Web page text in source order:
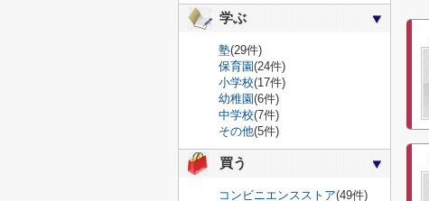
学ぶ
塾(29件)
保育園(24件)
小学校(17件)
幼稚園(6件)
中学校(7件)
その他(5件)
買う
コンビニエンスストア(49件)